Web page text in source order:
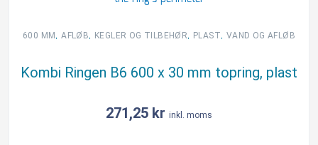
topring,
antal
600 MM,AFLØB, KEGLER OG TILBEHØR, PLAST, VAND OG AFLØB
Kombi Ringen B6 600 x 30 mm topring, plast
271,25 kr inkl. moms